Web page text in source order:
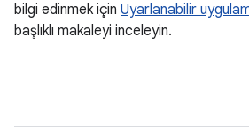
bilgi edinmek için Uyarlanabilir
başlıklı makaleyi inceleyin.